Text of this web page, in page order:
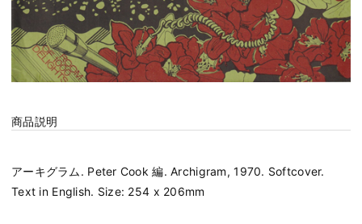
商品説明
アーキグラム. Peter Cook 編. Archigram, 1970. Softcover.
Text in English. Size: 254 x 206mm